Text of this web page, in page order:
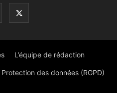
L’équipe de rédaction
Protection des données (RGPD)